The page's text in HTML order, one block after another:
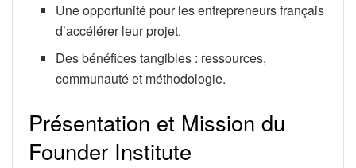
Une opportunité pour les entrepreneurs français
d’accélérer leur projet.
Des bénéfices tangibles : ressources,
communauté et méthodologie.
Présentation et Mission du
Founder Institute